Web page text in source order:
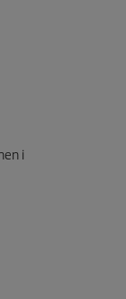
i